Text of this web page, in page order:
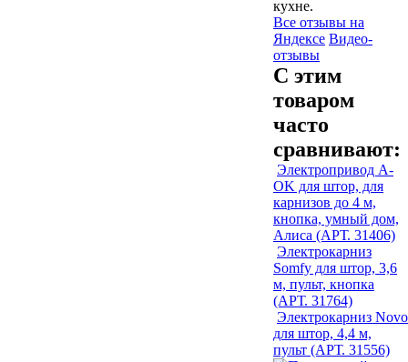
кухне.
Все отзывы на
Яндексе Видео-
отзывы
С этим
товаром
часто
сравнивают:
Электропривод A-
OK для штор, для
карнизов до 4 м,
кнопка, умный дом,
Алиса (АРТ. 31406)
Электрокарниз
Somfy для штор, 3,6
м, пульт, кнопка
(АРТ. 31764)
Электрокарниз Novo
для штор, 4,4 м,
пульт (АРТ. 31556)